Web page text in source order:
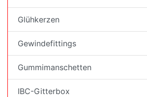
Glühkerzen
Gewindefittings
Gummimanschetten
IBC-Gitterbox